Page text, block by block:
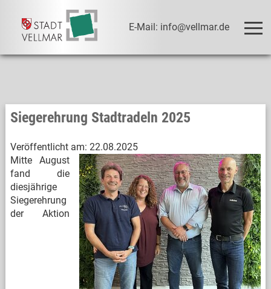
E-Mail: info@vellmar.de
Siegerehrung Stadtradeln 2025
Veröffentlicht am: 22.08.2025
Mitte August
fand die
diesjährige
Siegerehrung
der Aktion